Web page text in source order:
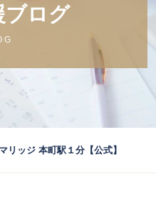
ブログ
リッジ 本町駅１分【公式】